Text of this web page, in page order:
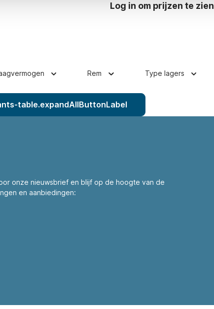
Log in om prijzen te zien
Rem Type lagers
table.expandAllButtonLabel
onze nieuwsbrief en blijf op de hoogte van de
en aanbiedingen: